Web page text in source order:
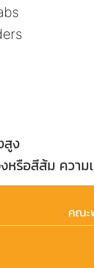
สูง
หรือสีส้ม ความ
คณะ